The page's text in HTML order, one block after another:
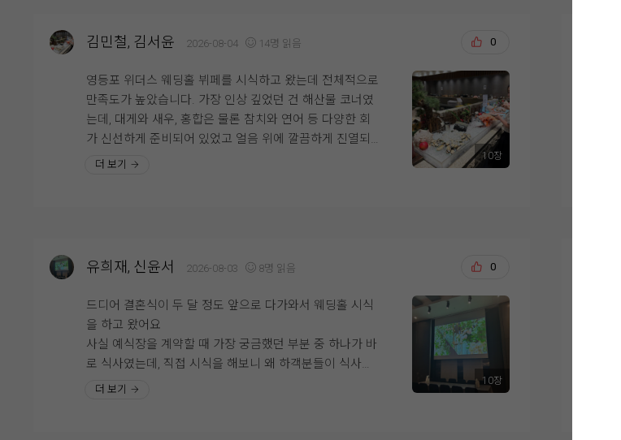
하길 잘했다는 생각이 들었고, 예식 당일이 기다려지는 뜻
위더스에 오자마자 후회되고, 그냥 이 곳부터 와볼껄 싶었
시고 사진으로나마 보여드린 홀 느낌이 너무 예쁘고 좋다
고 만족스러워 하시네요. 또 양가 어머님들은 10층 한복대
여, 1층 헤어&메이크업이 가능해서 동선 상 다른 곳 들리실
필요없어서 그냥 바로
한복대여 계약도 했습니다. 너무 편하고 좋을 것 같아서 뿌
27년 7월이 예식이지만 얼마안남았는데..! 너무 예쁜 홀베
김민철, 김서윤 2026-08-04 14명 읽음 0
영등포 위더스 웨딩홀 뷔페를 시식하고 왔는데 전체적으로
만족도가 높았습니다. 가장 인상 깊었던 건 해산물 코너였
는데, 대게와 새우, 홍합은 물론 참치와 연어 등 다양한 회
가 신선하게 준비되어 있었고 얼음 위에 깔끔하게 진열되
어 있어 보기에도 좋았습니다. 회도 두툼하게 썰려 있어 식
으로 간이 자극적이지 않아 부담 없이 즐길 수 있었습니다.
서 채워주셔서 마지막까지 깔끔한 상태가 유지되는 점도
좋았습니다.
뷔페 동선도 넓고 쾌적해서 사람들이 몰려도 크게 불편하
지 않았고, 음식 종류도 한식·양식·해산물 등 골고루 갖춰져
더 보기
10장
유희재, 신윤서 2026-08-03 8명 읽음 0
드디어 결혼식이 두 달 정도 앞으로 다가와서 웨딩홀 시식
을 하고 왔어요
사실 예식장을 계약할 때 가장 궁금했던 부분 중 하나가 바
로 식사였는데, 직접 시식을 해보니 왜 하객분들이 식사를
중요하게 생각하는지 알겠더라고요.
더 보기
10장